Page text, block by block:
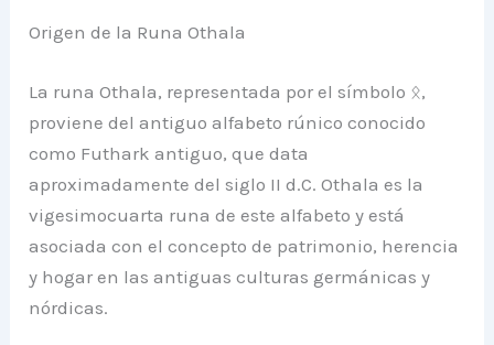
Origen de la Runa Othala
La runa Othala, representada por el símbolo ᛟ,
proviene del antiguo alfabeto rúnico conocido
como Futhark antiguo, que data
aproximadamente del siglo II d.C. Othala es la
vigesimocuarta runa de este alfabeto y está
asociada con el concepto de patrimonio, herencia
y hogar en las antiguas culturas germánicas y
nórdicas.